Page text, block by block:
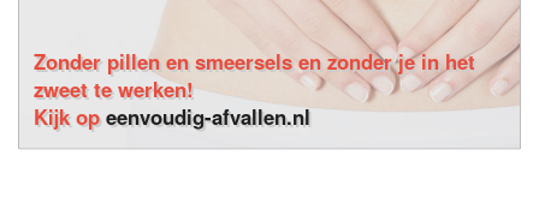
Zonder pillen en smeersels en zonder je in het
zweet te werken!
Kijk opeenvoudig-afvallen.nl